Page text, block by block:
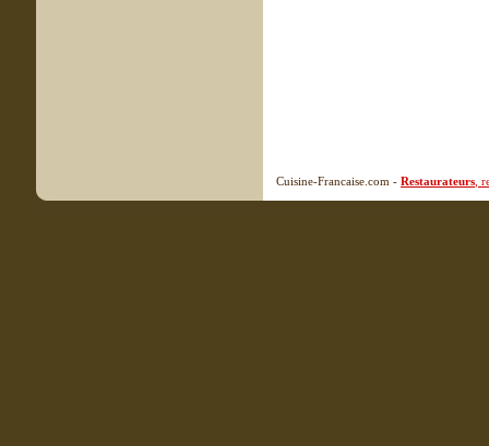
Cuisine-Francaise.com - Restaurateurs ,